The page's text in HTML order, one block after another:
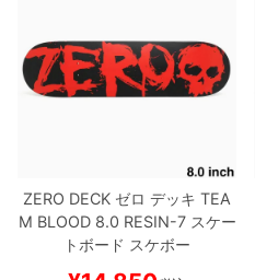
ZERO DECK ゼロ デッキ TEA
M BLOOD 8.0 RESIN-7スケー
トボード スケボー